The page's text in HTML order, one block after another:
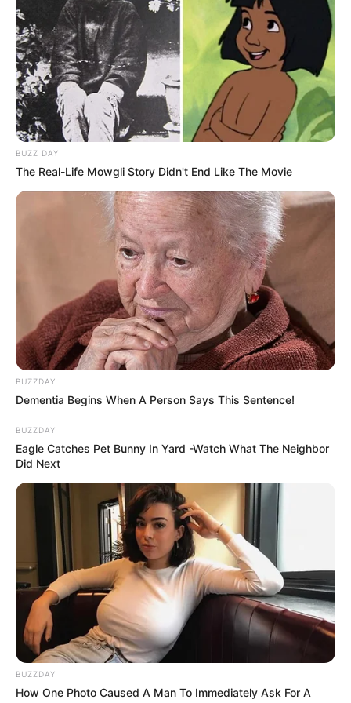
Επισκεφτείτε το κανάλι μου στο youtube
ψάχνετε πραγματικά να βρείτε την αλήθεια… Η
Ενημέρωση που δεν θα ακούσετε ποτέ από τα
κυρίαρχα ΜΜΕ… Υποστηρίξτε αυτόν τον αγώνα με
την εγγραφή, τα κόσμια σχόλια και τα λάικ σας…
FACEBOOK ΑΡΈΣΕΙ
YOUTUBE ΕΓΓΡΑΦΕΊΤΕ
ΑΚΟΛΟΥΘΉΣΤΕ
BUZZ DAY
The Real-Life Mowgli Story Didn't End Like The Movie
BUZZDAY
Dementia Begins When A Person Says This Sentence!
BUZZDAY
Eagle Catches Pet Bunny In Yard -Watch What The Neighbor
Did Next
BUZZDAY
How One Photo Caused A Man To Immediately Ask For A